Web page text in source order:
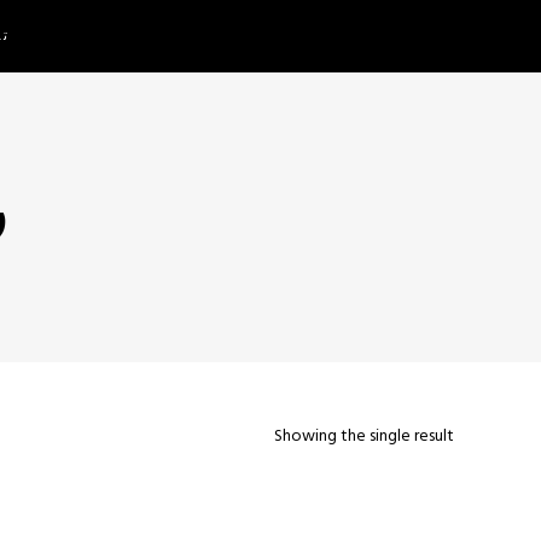
Showing the single result